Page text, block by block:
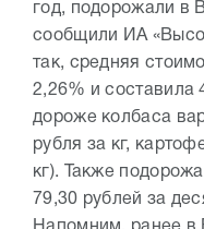
год, подорожали в
сообщили ИА
так, средняя
2,26% и составила
дороже колбаса
рубля за кг,
кг). Также
79,30 рублей за